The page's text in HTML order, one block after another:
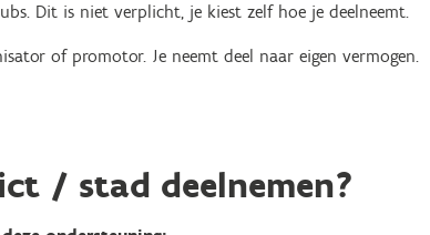
Dit is niet verplicht, je kiest zelf hoe je deelneemt.
of promotor. Je neemt deel naar eigen vermogen.
/ stad deelnemen?